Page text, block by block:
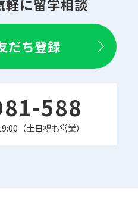
軽に留学相談
だち登録
588
（土日祝も営業）